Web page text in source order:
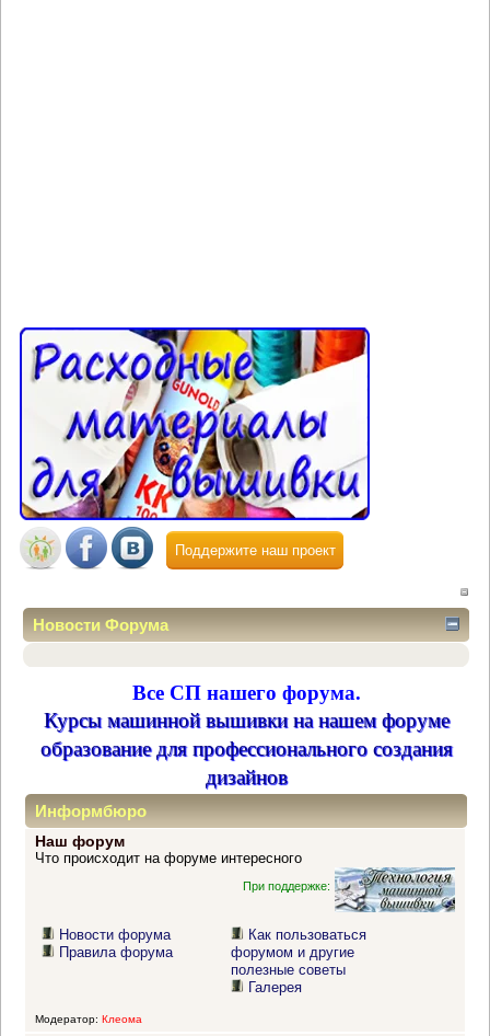
Поддержите наш проект
Новости Форума
Все СП нашего форума.
Курсы машинной вышивки на нашем форуме
образование для профессионального создания
дизайнов
Информбюро
Наш форум
Что происходит на форуме интересного
При поддержке:
Новости форума
Правила форума
Как пользоваться
форумом и другие
полезные советы
Галерея
Модератор: Клеома